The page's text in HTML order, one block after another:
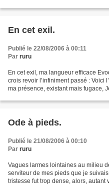
En cet exil.
Publié le 22/08/2006 à 00:11
Par ruru
En cet exil, ma langueur efficace
crois revoir l’infiniment passé : Voici
ma présence, existant mais fugace,
Ode à pieds.
Publié le 21/08/2006 à 00:10
Par ruru
Vagues larmes lointaines au milieu
serviteur de mes pieds que je
tristesse fut trop dense, alors, autant